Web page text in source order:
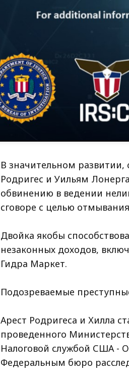
В значительном развитии,
Родригес и Уильям
обвинению в ведении
сговоре с целью
Двойка якобы
незаконных доходов,
Гидра Маркет.
Подозреваемые
Арест Родригеса и Хилла
проведенного
Налоговой службой США -
Федеральным бюро